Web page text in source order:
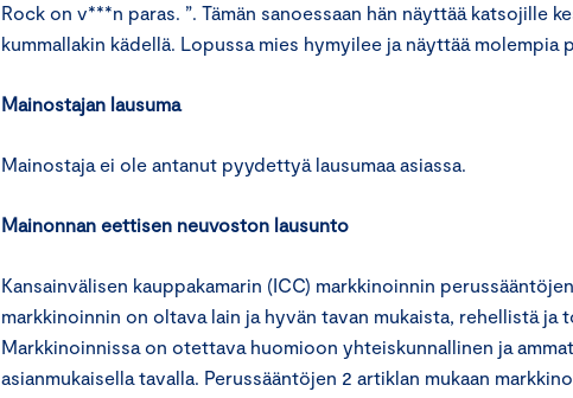
Rock on v***n paras. ”. Tämän sanoessaan hän näyttää katsojille
kummallakin kädellä. Lopussa mies hymyilee ja näyttää molempia
Mainostajan lausuma
Mainostaja ei ole antanut pyydettyä lausumaa asiassa.
Mainonnan eettisen neuvoston lausunto
Kansainvälisen kauppakamarin (ICC) markkinoinnin
markkinoinnin on oltava lain ja hyvän tavan mukaista, rehellistä ja
Markkinoinnissa on otettava huomioon yhteiskunnallinen ja
asianmukaisella tavalla. Perussääntöjen 2 artiklan mukaan